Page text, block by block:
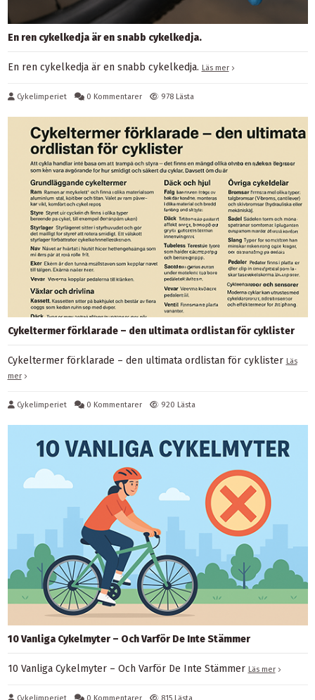
En ren cykelkedja är en snabb cykelkedja.
En ren cykelkedja är en snabb cykelkedja. Läs mer
Cykelimperiet 0 Kommentarer 978 Lästa
Cykeltermer förklarade – den ultimata ordlistan för cyklister
Cykeltermer förklarade – den ultimata ordlistan för cyklister Läs
mer
Cykelimperiet 0 Kommentarer 920 Lästa
10 Vanliga Cykelmyter – Och Varför De Inte Stämmer
10 Vanliga Cykelmyter – Och Varför De Inte Stämmer Läs mer